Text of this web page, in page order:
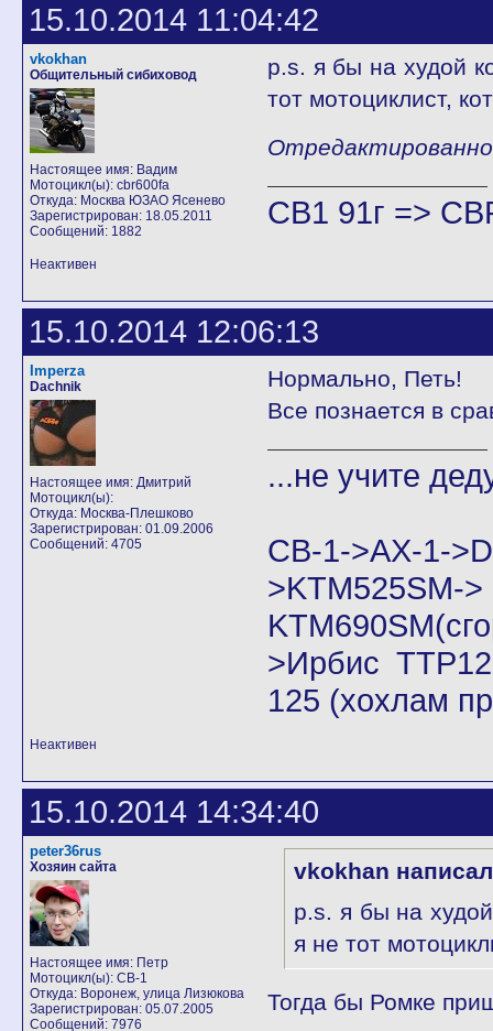
15.10.2014 11:04:42
vkokhan
Общительный сибиховод
Настоящее имя: Вадим
Мотоцикл(ы): cbr600fa
Откуда: Москва ЮЗАО Ясенево
Зарегистрирован: 18.05.2011
Сообщений: 1882
p.s. я бы на худой
тот мотоциклист,
CB1 91г =>
Неактивен
15.10.2014 12:06:13
Imperza
Dachnik
Настоящее имя: Дмитрий
Мотоцикл(ы):
Откуда: Москва-Плешково
Зарегистрирован: 01.09.2006
Сообщений: 4705
Нормально, Петь!
Все познается в
...не учите
CB-1->AX-
>KTM525SM->
>Ирбис
125 (хохлам
Неактивен
15.10.2014 14:34:40
peter36rus
Хозяин сайта
Настоящее имя: Петр
Мотоцикл(ы): CB-1
Откуда: Воронеж, улица Лизюкова
Зарегистрирован: 05.07.2005
Сообщений: 7976
vkokhan
p.s. я бы на
я не тот
Тогда бы Ромке